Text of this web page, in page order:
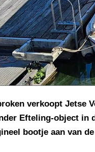
verkoopt Jetse
Efteling-object in
bootje aan van